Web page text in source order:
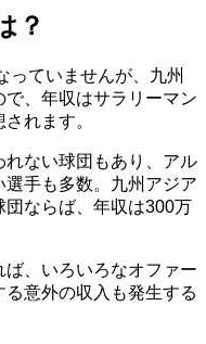
？
っていませんが、九州
、年収はサラリーマン
れます。
ない球団もあり、アル
手も多数。九州アジア
団ならば、年収は300万
、いろいろなオファー
意外の収入も発生する